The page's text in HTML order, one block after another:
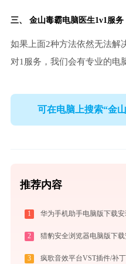
三、 金山毒霸电脑医生1v1服务
如果上面2种方法依然无法解
对1服务，我们会有专业的电
可在电脑上搜索“金
推荐内容
1
2
3 疯歌音效平台VST插件/补